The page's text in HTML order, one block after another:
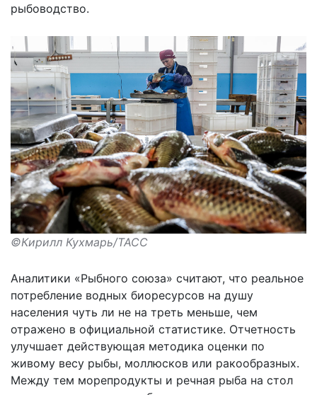
рыбоводство.
©Кирилл Кухмарь/ТАСС
Аналитики «Рыбного союза» считают, что реальное
потребление водных биоресурсов на душу
населения чуть ли не на треть меньше, чем
отражено в официальной статистике. Отчетность
улучшает действующая методика оценки по
живому весу рыбы, моллюсков или ракообразных.
Между тем морепродукты и речная рыба на стол